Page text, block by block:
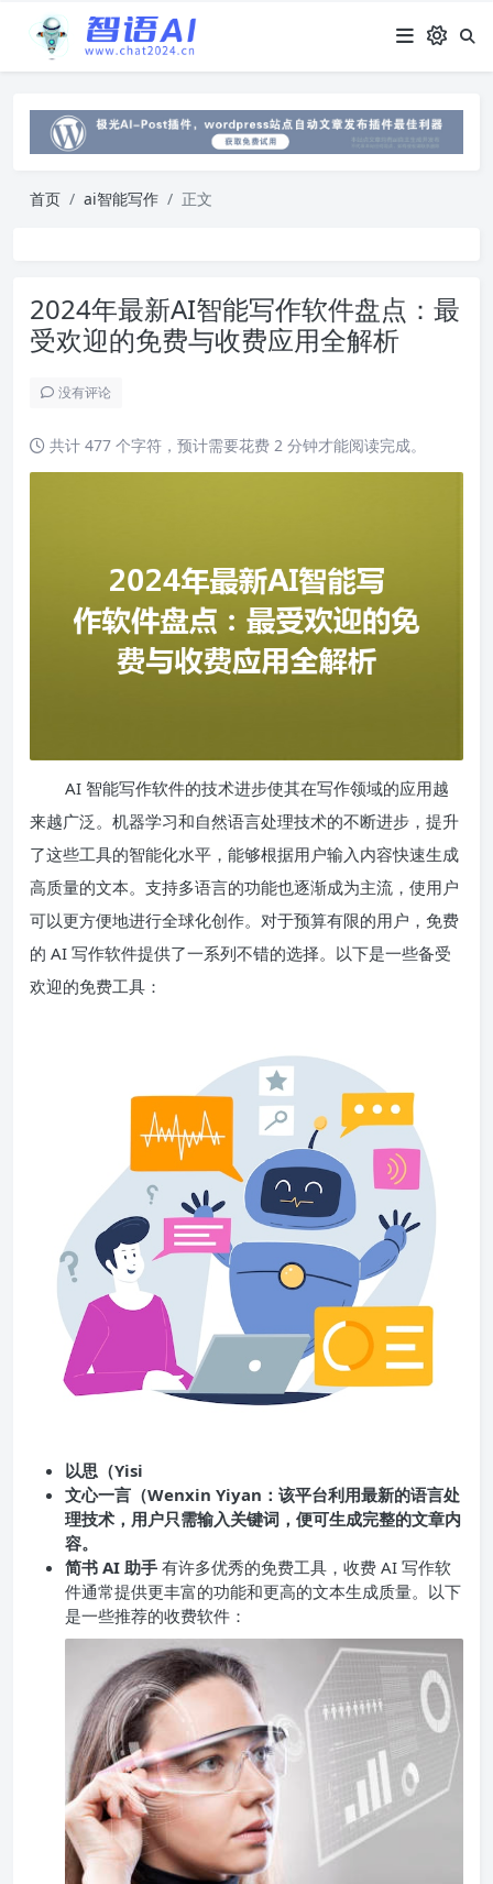
首页 ai智能写作 正文
2024年最新AI智能写作软件盘点：最
受欢迎的免费与收费应用全解析
没有评论
共计 477 个字符，预计需要花费 2 分钟才能阅读完成。
AI 智能写作软件的技术进步使其在写作领域的应用越
来越广泛。机器学习和自然语言处理技术的不断进步，提升
了这些工具的智能化水平，能够根据用户输入内容快速生成
高质量的文本。支持多语言的功能也逐渐成为主流，使用户
可以更方便地进行全球化创作。对于预算有限的用户，免费
的 AI 写作软件提供了一系列不错的选择。以下是一些备受
欢迎的免费工具：
以思（Yisi
文心一言（Wenxin Yiyan：该平台利用最新的语言处
理技术，用户只需输入关键词，便可生成完整的文章内
容。
简书 AI 助手 有许多优秀的免费工具，收费 AI 写作软
件通常提供更丰富的功能和更高的文本生成质量。以下
是一些推荐的收费软件：